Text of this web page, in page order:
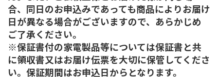
合、同日のお申込みであっても商品によりお届け
日が異なる場合がございますので、あらかじめ
ご了承ください。
※保証書付の家電製品等については保証書と共
に領収書又はお届け伝票を大切に保管してくださ
い。保証期間はお申込日からとなります。